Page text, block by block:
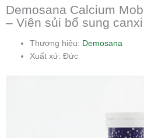
Demosana Calcium
– Viên sủi bổ sung canxi
Thương hiệu: Demosana
Xuất xứ: Đức